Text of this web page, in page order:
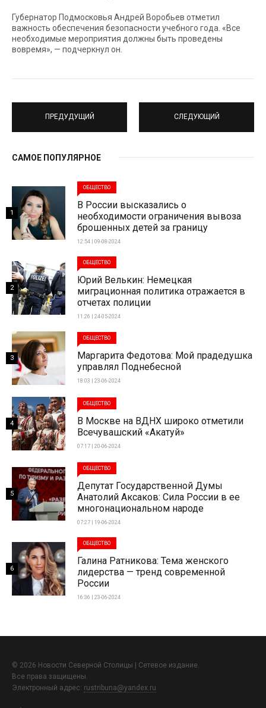
Губернатор Подмосковья Андрей Воробьев отметил
важность обеспечения безопасности учебного года. «Все
необходимые мероприятия должны быть проведены
вовремя», — подчеркнул он.
ПРЕДУДУЩИЙ СЛЕДУЮЩИЙ
САМОЕ ПОПУЛЯРНОЕ
ОБЩЕСТВО
В России высказались о
необходимости ограничения вывоза
брошенных детей за границу
12:54 | 09-08-2024
1
ОБЩЕСТВО
Юрий Велькин: Немецкая
миграционная политика отражается в
отчетах полиции
11:26 | 24-05-2024
2
ОБЩЕСТВО
Маргарита Федотова: Мой прадедушка
управлял Поднебесной
18:03 | 23-06-2024
3
ОБЩЕСТВО
В Москве на ВДНХ широко отметили
Всечувашский «Акатуй»
07:17 | 20-06-2024
4
ОБЩЕСТВО
Депутат Государственной Думы
Анатолий Аксаков: Сила России в ее
многонациональном народе
07:27 | 19-06-2024
5
ОБЩЕСТВО
Галина Ратникова: Тема женского
лидерства — тренд современной
России
16:36 | 23-06-2024
6
© 2026 Новости Северной Столицы | Сетевое издание.
Все права защищены.
Электронный адрес: rustribuna@yandex.ru